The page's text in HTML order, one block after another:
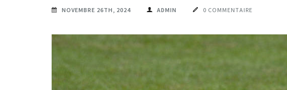
NOVEMBRE 26TH, 2024 ADMIN 0 COMMENTAIRE